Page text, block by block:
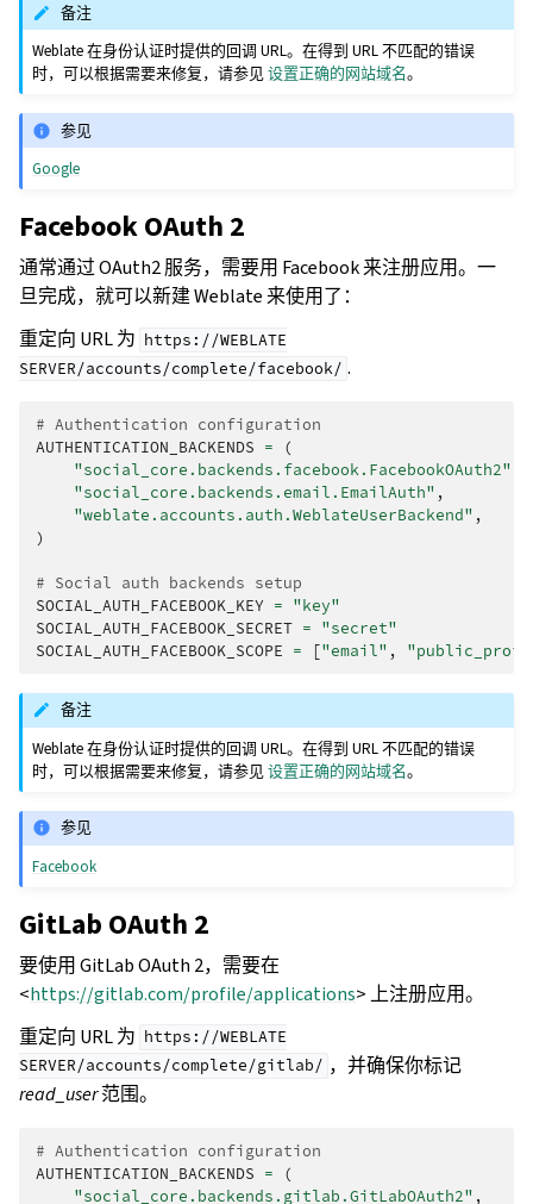
备注
Weblate 在身份认证时提供的回调 URL。在得到 URL 不匹配的错误
时，可以根据需要来修复，请参见设置正确的网站域名。
参见
Google
Facebook OAuth 2
通常通过 OAuth2 服务，需要用 Facebook 来注册应用。一
旦完成，就可以新建 Weblate 来使用了：
重定向 URL 为 https://WEBLATE
SERVER/accounts/complete/facebook/ .
# Authentication configuration
AUTHENTICATION_BACKENDS =
(
"social_core.backends.facebook.FacebookOAuth2"
"social_core.backends.email.EmailAuth" ,
"weblate.accounts.auth.WeblateUserBackend" ,
)
# Social auth backends setup
SOCIAL_AUTH_FACEBOOK_KEY = "key"
SOCIAL_AUTH_FACEBOOK_SECRET = "secret"
SOCIAL_AUTH_FACEBOOK_SCOPE = ["email" ,
备注
Weblate 在身份认证时提供的回调 URL。在得到 URL 不匹配的错误
时，可以根据需要来修复，请参见设置正确的网站域名。
参见
Facebook
GitLab OAuth 2
要使用 GitLab OAuth 2，需要在
<https://gitlab.com/profile/applications> 上注册应用。
重定向 URL 为 https://WEBLATE
SERVER/accounts/complete/gitlab/ ，并确保你标记
read_user范围。
# Authentication configuration
AUTHENTICATION_BACKENDS =
(
"social_core.backends.gitlab.GitLabOAuth2" ,